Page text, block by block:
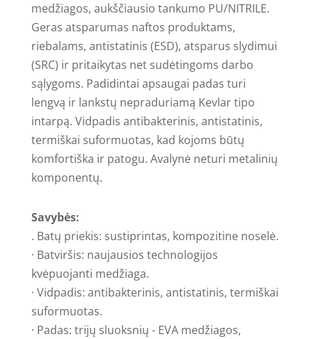
medžiagos, aukščiausio tankumo PU/NITRILE.
Geras atsparumas naftos produktams,
riebalams, antistatinis (ESD), atsparus slydimui
(SRC) ir pritaikytas net sudėtingoms darbo
sąlygoms. Padidintai apsaugai padas turi
lengvą ir lankstų nepraduriamą Kevlar tipo
intarpą. Vidpadis antibakterinis, antistatinis,
termiškai suformuotas, kad kojoms būtų
komfortiška ir patogu. Avalynė neturi metalinių
komponentų.
Savybės:
. Batų priekis: sustiprintas, kompozitine noselė.
· Batviršis: naujausios technologijos
kvėpuojanti medžiaga.
· Vidpadis: antibakterinis, antistatinis, termiškai
suformuotas.
· Padas: trijų sluoksnių - EVA medžiagos,